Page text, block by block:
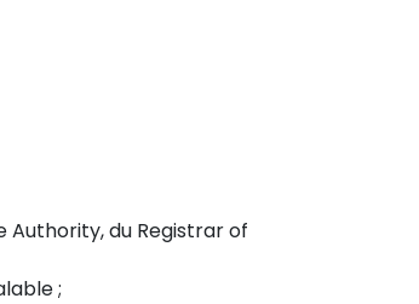
du Registrar of
;